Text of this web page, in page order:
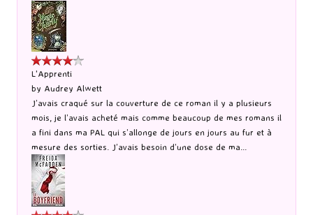
L'Apprenti
by Audrey Alwett
J’avais craqué sur la couverture de ce roman il y a plusieurs
mois, je l’avais acheté mais comme beaucoup de mes romans il
a fini dans ma PAL qui s’allonge de jours en jours au fur et à
mesure des sorties. J’avais besoin d’une dose de ma...